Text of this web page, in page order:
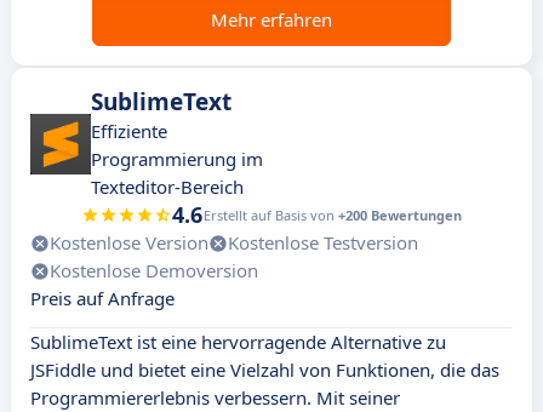
Mehr erfahren
SublimeText
Effiziente
Programmierung im
Texteditor-Bereich
4.6Erstellt auf Basis von +200 Bewertungen
Kostenlose Version
Kostenlose Testversion
Kostenlose Demoversion
Preis auf Anfrage
SublimeText ist eine hervorragende Alternative zu
JSFiddle und bietet eine Vielzahl von Funktionen, die das
Programmiererlebnis verbessern. Mit seiner